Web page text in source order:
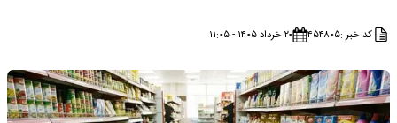
کد خبر :۴۵۴۸۰۵ ۲۰ خرداد ۱۴۰۵ - ۱۱:۰۵